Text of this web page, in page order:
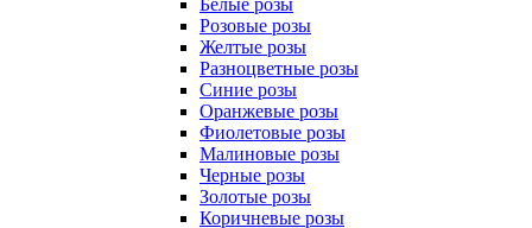
Белые розы
Розовые розы
Желтые розы
Разноцветные розы
Синие розы
Оранжевые розы
Фиолетовые розы
Малиновые розы
Черные розы
Золотые розы
Коричневые розы